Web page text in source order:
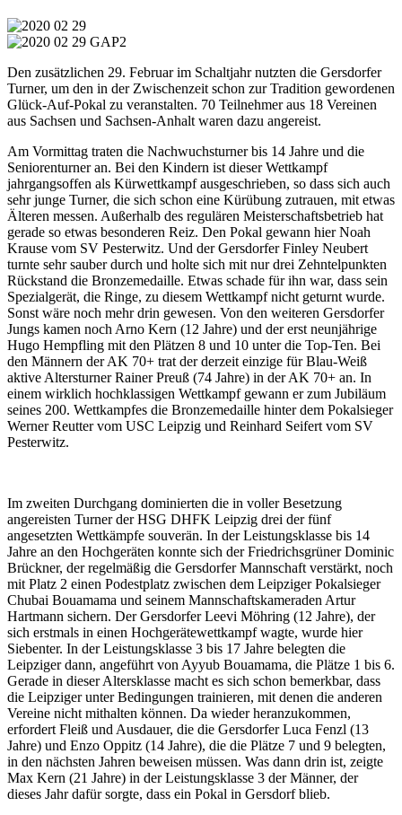
Den zusätzlichen 29. Februar im Schaltjahr nutzten die Gersdorfer
Turner, um den in der Zwischenzeit schon zur Tradition gewordenen
Glück-Auf-Pokal zu veranstalten. 70 Teilnehmer aus 18 Vereinen
aus Sachsen und Sachsen-Anhalt waren dazu angereist.
Am Vormittag traten die Nachwuchsturner bis 14 Jahre und die
Seniorenturner an. Bei den Kindern ist dieser Wettkampf
jahrgangsoffen als Kürwettkampf ausgeschrieben, so dass sich auch
sehr junge Turner, die sich schon eine Kürübung zutrauen, mit etwas
Älteren messen. Außerhalb des regulären Meisterschaftsbetrieb hat
gerade so etwas besonderen Reiz. Den Pokal gewann hier Noah
Krause vom SV Pesterwitz. Und der Gersdorfer Finley Neubert
turnte sehr sauber durch und holte sich mit nur drei Zehntelpunkten
Rückstand die Bronzemedaille. Etwas schade für ihn war, dass sein
Spezialgerät, die Ringe, zu diesem Wettkampf nicht geturnt wurde.
Sonst wäre noch mehr drin gewesen. Von den weiteren Gersdorfer
Jungs kamen noch Arno Kern (12 Jahre) und der erst neunjährige
Hugo Hempfling mit den Plätzen 8 und 10 unter die Top-Ten. Bei
den Männern der AK 70+ trat der derzeit einzige für Blau-Weiß
aktive Altersturner Rainer Preuß (74 Jahre) in der AK 70+ an. In
einem wirklich hochklassigen Wettkampf gewann er zum Jubiläum
seines 200. Wettkampfes die Bronzemedaille hinter dem Pokalsieger
Werner Reutter vom USC Leipzig und Reinhard Seifert vom SV
Pesterwitz.
Im zweiten Durchgang dominierten die in voller Besetzung
angereisten Turner der HSG DHFK Leipzig drei der fünf
angesetzten Wettkämpfe souverän. In der Leistungsklasse bis 14
Jahre an den Hochgeräten konnte sich der Friedrichsgrüner Dominic
Brückner, der regelmäßig die Gersdorfer Mannschaft verstärkt, noch
mit Platz 2 einen Podestplatz zwischen dem Leipziger Pokalsieger
Chubai Bouamama und seinem Mannschaftskameraden Artur
Hartmann sichern. Der Gersdorfer Leevi Möhring (12 Jahre), der
sich erstmals in einen Hochgerätewettkampf wagte, wurde hier
Siebenter. In der Leistungsklasse 3 bis 17 Jahre belegten die
Leipziger dann, angeführt von Ayyub Bouamama, die Plätze 1 bis 6.
Gerade in dieser Altersklasse macht es sich schon bemerkbar, dass
die Leipziger unter Bedingungen trainieren, mit denen die anderen
Vereine nicht mithalten können. Da wieder heranzukommen,
erfordert Fleiß und Ausdauer, die die Gersdorfer Luca Fenzl (13
Jahre) und Enzo Oppitz (14 Jahre), die die Plätze 7 und 9 belegten,
in den nächsten Jahren beweisen müssen. Was dann drin ist, zeigte
Max Kern (21 Jahre) in der Leistungsklasse 3 der Männer, der
dieses Jahr dafür sorgte, dass ein Pokal in Gersdorf blieb.